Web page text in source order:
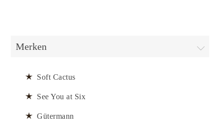
Merken
Soft Cactus
See You at Six
Gütermann